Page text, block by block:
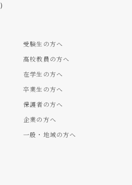
受験生の方へ
高校教員の方へ
在学生の方へ
卒業生の方へ
保護者の方へ
企業の方へ
一般・地域の方へ